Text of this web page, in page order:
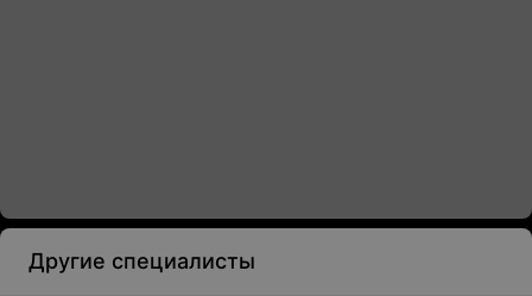
Другие специалисты